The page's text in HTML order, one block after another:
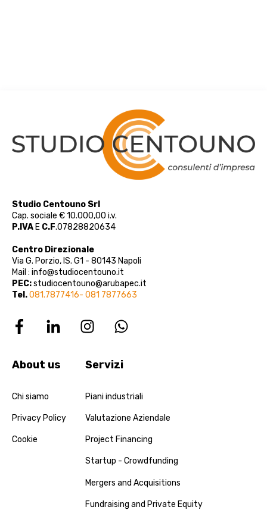
Studio Centouno Srl
Cap. sociale € 10.000,00 i.v.
P.IVA E C.F.07828820634
Centro Direzionale
Via G. Porzio, IS. G1 - 80143 Napoli
Mail : info@studiocentouno.it
PEC:studiocentouno@arubapec.it
Tel.081.7877416- 081 7877663
About us
Chi siamo
Privacy Policy
Cookie
Servizi
Piani industriali
Valutazione Aziendale
Project Financing
Startup - Crowdfunding
Mergers and Acquisitions
Fundraising and Private Equity